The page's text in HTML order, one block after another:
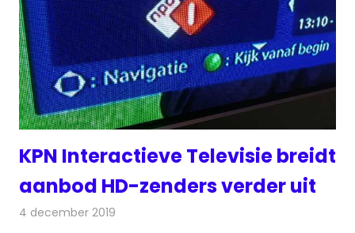
KPN Interactieve Televisie breidt
aanbod HD-zenders verder uit
4 december 2019